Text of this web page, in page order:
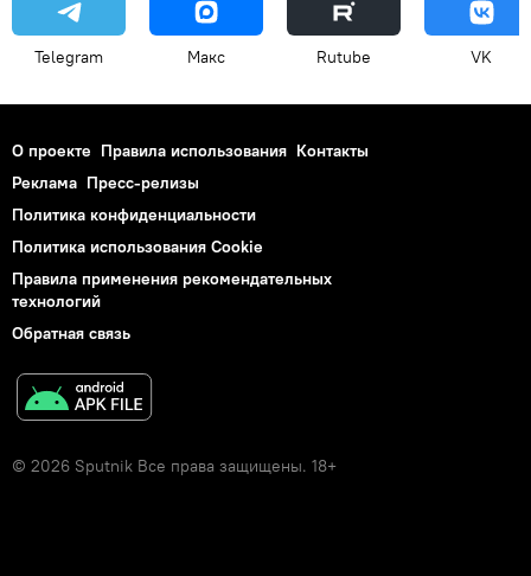
Telegram Макс Rutube VK
О проекте Правила использования Контакты
Реклама Пресс-релизы
Политика конфиденциальности
Политика использования Cookie
Правила применения рекомендательных
технологий
Обратная связь
© 2026 Sputnik Все права защищены. 18+